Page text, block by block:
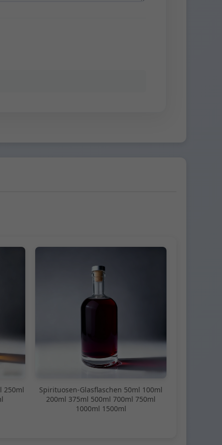
250ml
Spirituosen-Glasflaschen 50ml 100ml
200ml 375ml 500ml 700ml 750ml
1000ml 1500ml